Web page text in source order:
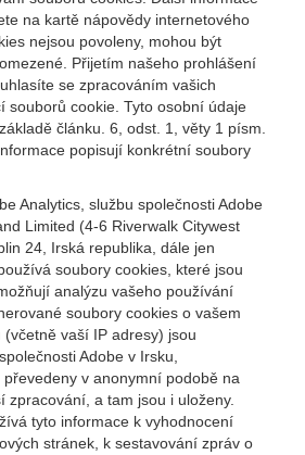
na kartě nápovědy internetového
nejsou povoleny, mohou být
Přijetím našeho prohlášení
se zpracováním vašich
souborů cookie. Tyto osobní údaje
článku. 6, odst. 1, věty 1 písm.
popisují konkrétní soubory
Analytics, službu společnosti Adobe
Limited (4-6 Riverwalk Citywest
24, Irská republika, dále jen
soubory cookies, které jsou
analýzu vašeho používání
soubory cookies o vašem
vaší IP adresy) jsou
Adobe v Irsku,
v anonymní podobě na
zpracování, a tam jsou i uloženy.
tyto informace k vyhodnocení
stránek, k sestavování zpráv o